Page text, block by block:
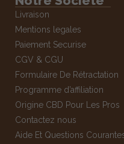
Livraison
Mentions legales
Paiement Securise
CGV & CGU
Formulaire De Rétractation
Programme d’affiliation
Origine CBD Pour Les Pros
Contactez nous
Aide Et Questions